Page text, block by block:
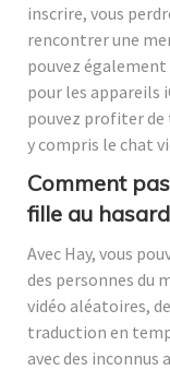
inscrire, vous
rencontrer une
pouvez
pour les appareils
pouvez profiter
y compris le chat
Comment
fille au
Avec Hay, vous
des personnes du
vidéo aléatoires,
traduction en
avec des